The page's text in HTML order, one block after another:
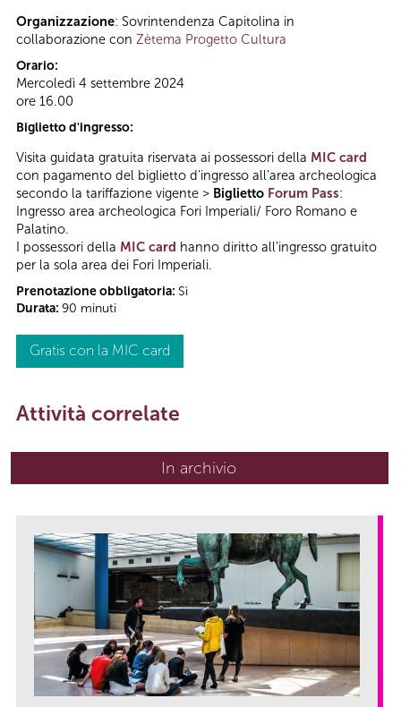
Organizzazione: Sovrintendenza Capitolina in
collaborazione con Zètema Progetto Cultura
Orario:
Mercoledì 4 settembre 2024
ore 16.00
Biglietto d'ingresso:
Visita guidata gratuita riservata ai possessori della MIC card
con pagamento del biglietto d’ingresso all’area archeologica
secondo la tariffazione vigente > Biglietto Forum Pass:
Ingresso area archeologica Fori Imperiali/ Foro Romano e
Palatino.
I possessori della MIC card hanno diritto all'ingresso gratuito
per la sola area dei Fori Imperiali.
Prenotazione obbligatoria: Sì
Durata: 90 minuti
Gratis con la MIC card
Attività correlate
In archivio